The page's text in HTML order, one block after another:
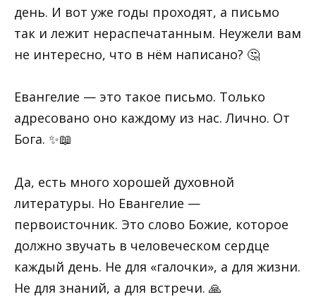
день. И вот уже годы проходят, а письмо
так и лежит нераспечатанным. Неужели вам
не интересно, что в нём написано? 🤔
Евангелие — это такое письмо. Только
адресовано оно каждому из нас. Лично. От
Бога. ✨📖
Да, есть много хорошей духовной
литературы. Но Евангелие —
первоисточник. Это слово Божие, которое
должно звучать в человеческом сердце
каждый день. Не для «галочки», а для жизни.
Не для знаний, а для встречи. 🙏